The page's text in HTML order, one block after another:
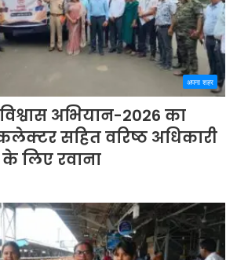
अपना शहर
अभियान-2026 का
सहित वरिष्ठ अधिकारी
लिए रवाना